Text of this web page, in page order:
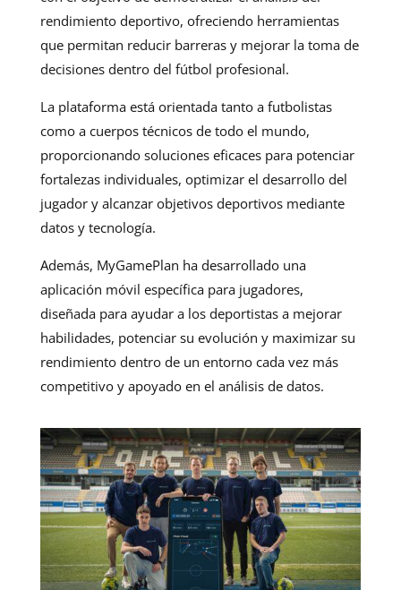
rendimiento deportivo, ofreciendo herramientas
que permitan reducir barreras y mejorar la toma de
decisiones dentro del fútbol profesional.
La plataforma está orientada tanto a futbolistas
como a cuerpos técnicos de todo el mundo,
proporcionando soluciones eficaces para potenciar
fortalezas individuales, optimizar el desarrollo del
jugador y alcanzar objetivos deportivos mediante
datos y tecnología.
Además, MyGamePlan ha desarrollado una
aplicación móvil específica para jugadores,
diseñada para ayudar a los deportistas a mejorar
habilidades, potenciar su evolución y maximizar su
rendimiento dentro de un entorno cada vez más
competitivo y apoyado en el análisis de datos.